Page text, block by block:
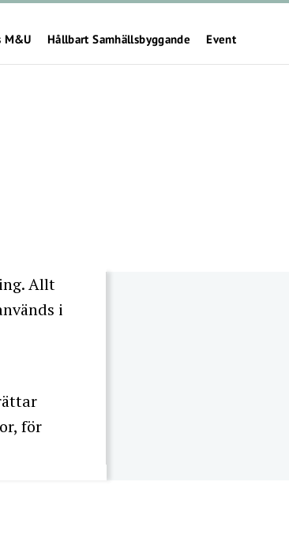
M&U Hållbart Samhällsbyggande Event
Allt
i
för